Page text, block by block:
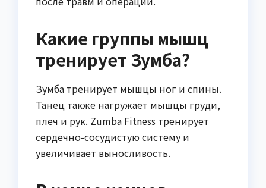
Какие группы мышц
тренирует Зумба?
Зумба тренирует мышцы ног и спины.
Танец также нагружает мышцы груди,
плеч и рук. Zumba Fitness тренирует
сердечно-сосудистую систему и
увеличивает выносливость.